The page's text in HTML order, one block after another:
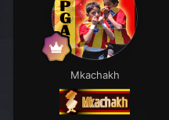
Mkachakh